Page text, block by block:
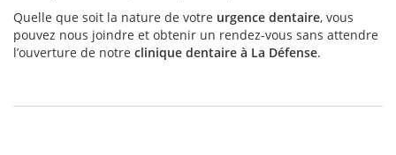
Quelle que soit la nature de votre urgence dentaire, vous
pouvez nous joindre et obtenir un rendez-vous sans attendre
l’ouverture de notre clinique dentaire à La Défense.